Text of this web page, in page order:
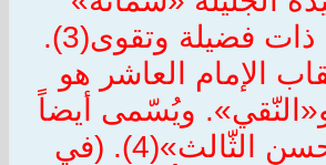
فضيلة وتقوى(3).
الإمام العاشر هو
ويُسّمى أيضاً
بـ«ابي الحسن الثّالث»(4). (في